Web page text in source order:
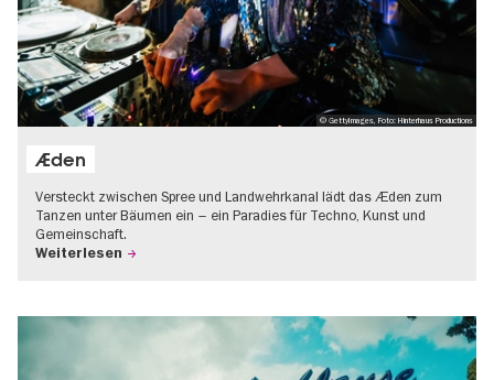
© GettyImages, Foto: Hinterhaus Productions
Æden
Versteckt zwischen Spree und Landwehrkanal lädt das Æden zum
Tanzen unter Bäumen ein – ein Paradies für Techno, Kunst und
Gemeinschaft.
Weiterlesen